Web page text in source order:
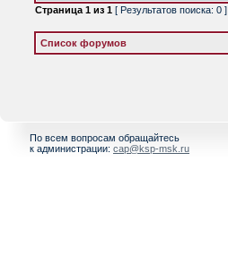
Страница 1 из 1 [ Результатов поиска: 0 ]
Список форумов
По всем вопросам обращайтесь
к администрации: cap@ksp-msk.ru